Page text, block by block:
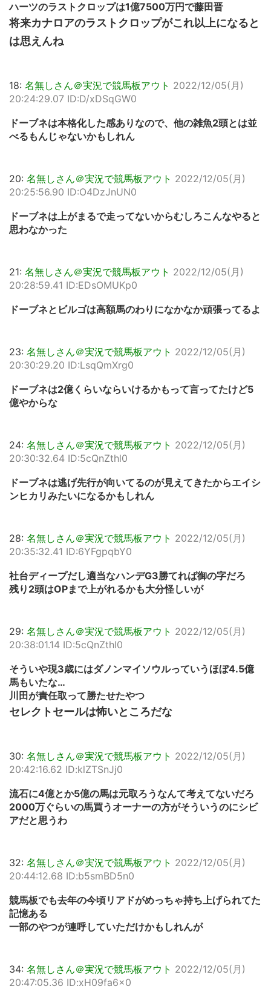
ハーツのラストクロップは1億7500万円で藤田晋
将来カナロアのラストクロップがこれ以上になると
は思えんね
18: 名無しさん＠実況で競馬板アウト 2022/12/05(月)
20:24:29.07 ID:D/xDSqGW0
ドーブネは本格化した感ありなので、他の雑魚2頭とは並
べるもんじゃないかもしれん
20: 名無しさん＠実況で競馬板アウト 2022/12/05(月)
20:25:56.90 ID:O4DzJnUN0
ドーブネは上がまるで走ってないからむしろこんなやると
思わなかった
21: 名無しさん＠実況で競馬板アウト 2022/12/05(月)
20:28:59.41 ID:EDsOMUKp0
ドーブネとビルゴは高額馬のわりになかなか頑張ってるよ
23: 名無しさん＠実況で競馬板アウト 2022/12/05(月)
20:30:29.20 ID:LsqQmXrg0
ドーブネは2億くらいならいけるかもって言ってたけど5
億やからな
24: 名無しさん＠実況で競馬板アウト 2022/12/05(月)
20:30:32.64 ID:5cQnZthl0
ドーブネは逃げ先行が向いてるのが見えてきたからエイシ
ンヒカリみたいになるかもしれん
28: 名無しさん＠実況で競馬板アウト 2022/12/05(月)
20:35:32.41 ID:6YFgpqbY0
社台ディープだし適当なハンデG3勝てれば御の字だろ
残り2頭はOPまで上がれるかも大分怪しいが
29: 名無しさん＠実況で競馬板アウト 2022/12/05(月)
20:38:01.14 ID:5cQnZthl0
そういや現3歳にはダノンマイソウルっていうほぼ4.5億
馬もいたな…
川田が責任取って勝たせたやつ
セレクトセールは怖いところだな
30: 名無しさん＠実況で競馬板アウト 2022/12/05(月)
20:42:16.62 ID:klZTSnJj0
流石に4億とか5億の馬は元取ろうなんて考えてないだろ
2000万ぐらいの馬買うオーナーの方がそういうのにシビ
アだと思うわ
32: 名無しさん＠実況で競馬板アウト 2022/12/05(月)
20:44:12.68 ID:b5smBD5n0
競馬板でも去年の今頃リアドがめっちゃ持ち上げられてた
記憶ある
一部のやつが連呼していただけかもしれんが
34: 名無しさん＠実況で競馬板アウト 2022/12/05(月)
20:47:05.36 ID:xH09fa6x0